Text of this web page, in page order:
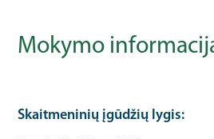
Mokymo
Skaitmeninių įgūdžių lygis